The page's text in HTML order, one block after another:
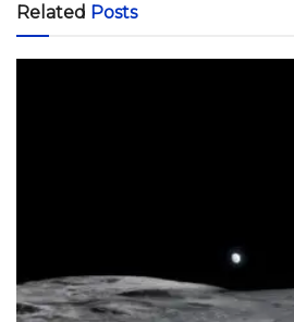
Related Posts